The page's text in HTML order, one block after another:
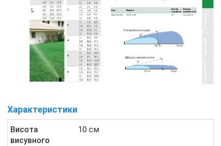
Характеристики
Висота
висувного
10 см